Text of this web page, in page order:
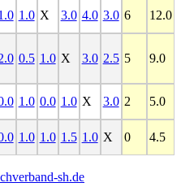
1.0 X 3.0 4.0 3.0 6 12.0
0.5 1.0 X 3.0 2.5 5 9.0
1.0 0.0 1.0 X 3.0 2 5.0
1.0 1.0 1.5 1.0 X 0
4.5
sh.de